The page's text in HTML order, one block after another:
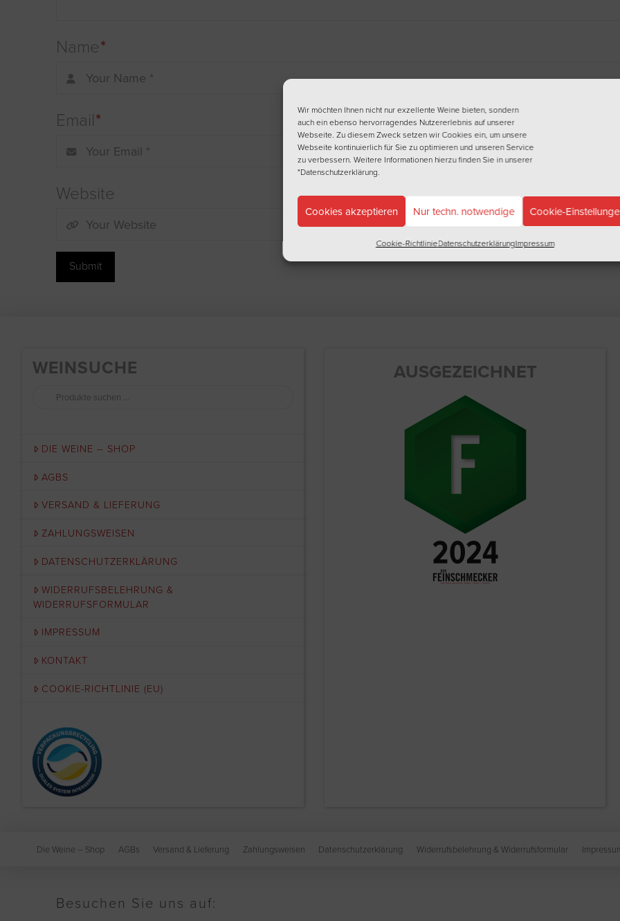
Wir möchten Ihnen nicht nur exzellente Weine bieten, sondern
auch ein ebenso hervorragendes Nutzererlebnis auf unserer
Webseite. Zu diesem Zweck setzen wir Cookies ein, um unsere
Webseite kontinuierlich für Sie zu optimieren und unseren Service
zu verbessern. Weitere Informationen hierzu finden Sie in unserer
"Datenschutzerklärung.
Cookies akzeptieren Nur techn. notwendige Cookie-
Cookie-RichtlinieDatenschutzerklärungImpressum
Name*
Email*
Website
WEINSUCHE
Suchen
DIE WEINE – SHOP
AGBS
VERSAND & LIEFERUNG
ZAHLUNGSWEISEN
DATENSCHUTZERKLÄRUNG
WIDERRUFSBELEHRUNG &
WIDERRUFSFORMULAR
IMPRESSUM
KONTAKT
COOKIE-RICHTLINIE (EU)
AUSGEZEICHNET
Die Weine – Shop AGBs Versand & Lieferung Zahlungsweisen Datenschutzerklärung Widerrufsbelehrung & Widerrufsformular
Besuchen Sie uns auf: